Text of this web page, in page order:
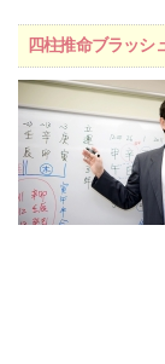
四柱推命ブラッ